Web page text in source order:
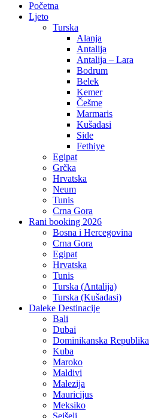
Početna
Ljeto
Turska
Alanja
Antalija
Antalija – Lara
Bodrum
Belek
Kemer
Češme
Marmaris
Kušadasi
Side
Fethiye
Egipat
Grčka
Hrvatska
Neum
Tunis
Crna Gora
Rani booking 2026
Bosna i Hercegovina
Crna Gora
Egipat
Hrvatska
Tunis
Turska (Antalija)
Turska (Kušadasi)
Daleke Destinacije
Bali
Dubai
Dominikanska Republika
Kuba
Maroko
Maldivi
Malezija
Mauricijus
Meksiko
Sejšeli